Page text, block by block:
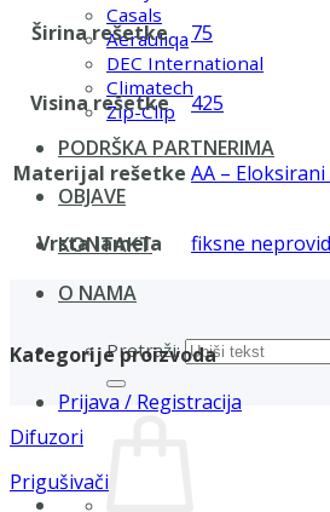
Casals
Aerauliqa
DEC International
Climatech
Zip-Clip
PODRŠKA PARTNERIMA
OBJAVE
KONTAKT
O NAMA
Pretraži:
Prijava / Registracija
Širina rešetke 75
Visina rešetke 425
Materijal rešetke AA –
Vrsta lamela fiksne
Kategorije proizvoda
Difuzori
Prigušivači